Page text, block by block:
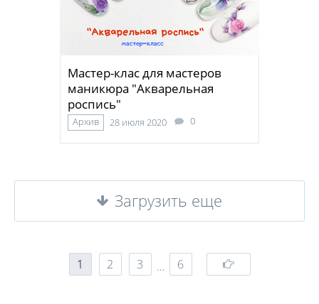
Мастер-клас для мастеров
маникюра "Акварельная
роспись"
Архив 28 июля 2020 0
Загрузить еще
1 2 3 … 6